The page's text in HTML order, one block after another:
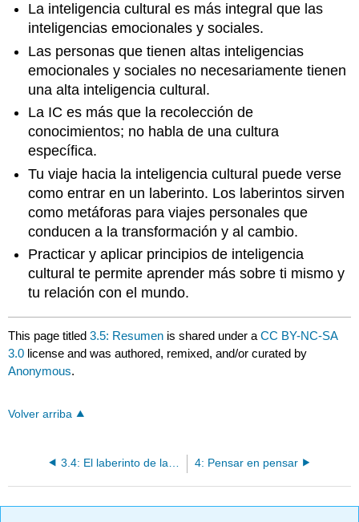
La inteligencia cultural es más integral que las
inteligencias emocionales y sociales.
Las personas que tienen altas inteligencias
emocionales y sociales no necesariamente tienen
una alta inteligencia cultural.
La IC es más que la recolección de
conocimientos; no habla de una cultura
específica.
Tu viaje hacia la inteligencia cultural puede verse
como entrar en un laberinto. Los laberintos sirven
como metáforas para viajes personales que
conducen a la transformación y al cambio.
Practicar y aplicar principios de inteligencia
cultural te permite aprender más sobre ti mismo y
tu relación con el mundo.
This page titled3.5: Resumen is shared under aCC BY-NC-SA
3.0 license and was authored, remixed, and/or curated by
Anonymous.
Volver arriba
4: Pensar en pensar